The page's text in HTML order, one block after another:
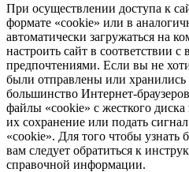
При осуществлении доступа к
формате «cookie» или в
автоматически загружаться на
настроить сайт в соответствии
предпочтениями. Если вы не
были отправлены или хранились
большинство Интернет-
файлы «cookie» с жесткого
их сохранение или подать
«cookie». Для того чтобы узнать
вам следует обратиться к
справочной информации.